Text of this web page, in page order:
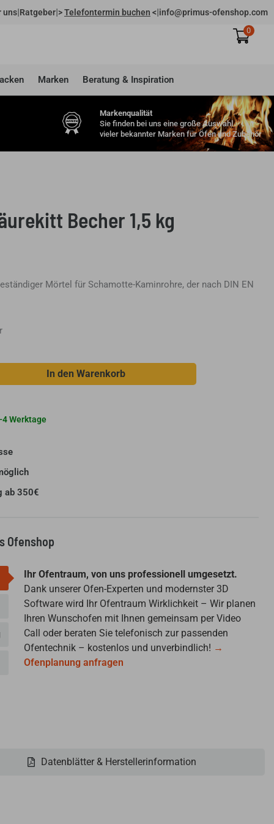
uns|Ratgeber|>Telefontermin buchen <|info@primus-ofenshop.com
0
Marken Beratung & Inspiration
Markenqualität
Sie finden bei uns eine große Auswahl
vieler bekannter Marken für Öfen und Zubehör
Becher 1,5 kg
Mörtel für Schamotte-Kaminrohre, der nach DIN EN
In den Warenkorb
Werktage
ab 350€
Ofenshop
Ihr Ofentraum, von uns professionell umgesetzt.
Dank unserer Ofen-Experten und modernster 3D
Software wird Ihr Ofentraum Wirklichkeit – Wir planen
Ihren Wunschofen mit Ihnen gemeinsam per Video
Call oder beraten Sie telefonisch zur passenden
Ofentechnik – kostenlos und unverbindlich! →
Ofenplanung anfragen
Datenblätter & Herstellerinformation